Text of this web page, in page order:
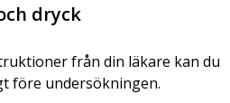
dryck
från din läkare kan du
före undersökningen.